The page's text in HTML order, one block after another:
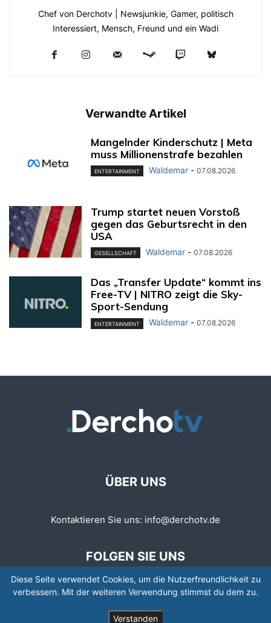
Chef von Derchotv | Newsjunkie, Gamer, politisch
Interessiert, Mensch, Freund und ein Wadi
Verwandte Artikel
Mangelnder Kinderschutz | Meta
muss Millionenstrafe bezahlen
ENTERTAINMENT Waldemar - 07.08.2026
Trump startet neuen Vorstoß
gegen das Geburtsrecht in den
USA
GESELLSCHAFT Waldemar - 07.08.2026
Das „Transfer Update“ kommt ins
Free-TV | NITRO zeigt die Sky-
Sport-Sendung
ENTERTAINMENT Waldemar - 07.08.2026
ÜBER UNS
Kontaktieren Sie uns: info@derchotv.de
FOLGEN SIE UNS
Diese Seite verwendet Cookies, um die Nutzerfreundlichkeit zu
verbessern. Mit der weiteren Verwendung stimmst du dem zu.
Verstanden